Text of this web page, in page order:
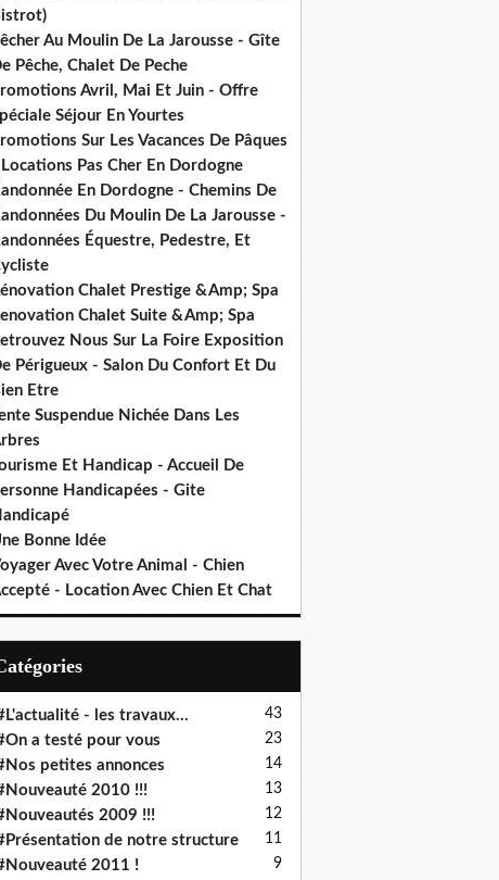
Au Moulin De La Jarousse - Gîte
Pêche, Chalet De Peche
Avril, Mai Et Juin - Offre
Séjour En Yourtes
Sur Les Vacances De Pâques
Pas Cher En Dordogne
En Dordogne - Chemins De
Du Moulin De La Jarousse -
Équestre, Pedestre, Et
Chalet Prestige &Amp; Spa
Chalet Suite &Amp; Spa
Nous Sur La Foire Exposition
Périgueux - Salon Du Confort Et Du
Etre
Suspendue Nichée Dans Les
Et Handicap - Accueil De
Handicapées - Gite
Bonne Idée
Avec Votre Animal - Chien
- Location Avec Chien Et Chat
Catégories
- les travaux... 43
a testé pour vous 23
petites annonces 14
2010 !!! 13
2009 !!! 12
de notre structure 11
2011 ! 9